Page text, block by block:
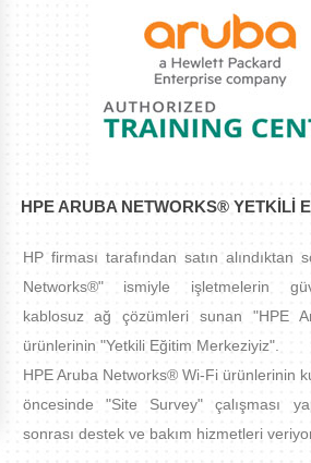
HPE ARUBA NETWORKS® YETKILI
HP firması tarafından satın alındıktan
Networks®" ismiyle işletmelerin
kablosuz ağ çözümleri sunan "HPE
ürünlerinin "Yetkili Eğitim Merkeziyiz".
HPE Aruba Networks® Wi-Fi ürünlerinin
öncesinde "Site Survey" çalışması
sonrası destek ve bakım hizmetleri